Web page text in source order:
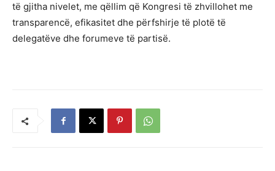
të gjitha nivelet, me qëllim që Kongresi të zhvillohet me
transparencë, efikasitet dhe përfshirje të plotë të
delegatëve dhe forumeve të partisë.